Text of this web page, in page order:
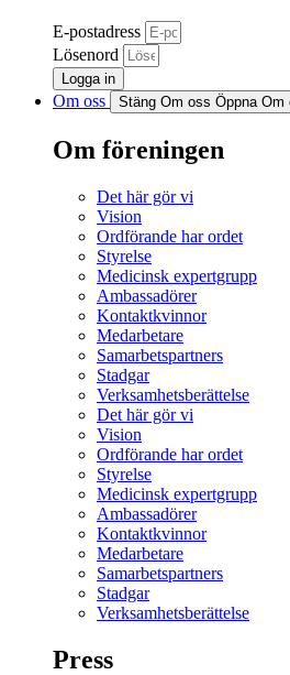
E-postadress
Lösenord
Logga in
Om oss Stäng Om oss Öppna Om
Om föreningen
Det här gör vi
Vision
Ordförande har ordet
Styrelse
Medicinsk expertgrupp
Ambassadörer
Kontaktkvinnor
Medarbetare
Samarbetspartners
Stadgar
Verksamhetsberättelse
Det här gör vi
Vision
Ordförande har ordet
Styrelse
Medicinsk expertgrupp
Ambassadörer
Kontaktkvinnor
Medarbetare
Samarbetspartners
Stadgar
Verksamhetsberättelse
Press